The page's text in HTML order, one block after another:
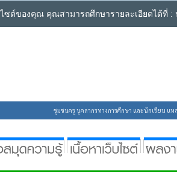
ซต์ของคุณ คุณสามารถศึกษารายละเอียดได้ที่ :
ชุมชนครู บุคลากรทางการศึกษา และนักเรียน แ